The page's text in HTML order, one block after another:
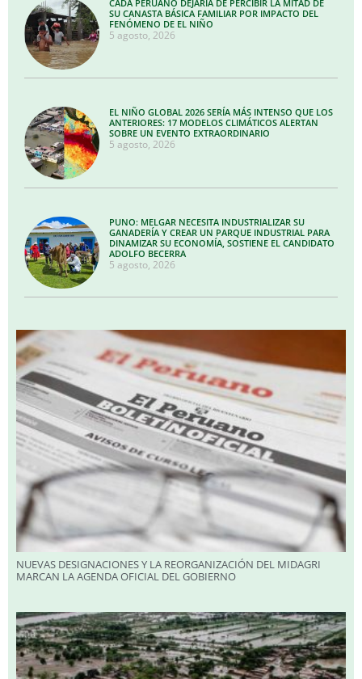
CADA PERUANO DEJARÍA DE PERCIBIR LA MITAD DE
SU CANASTA BÁSICA FAMILIAR POR IMPACTO DEL
FENÓMENO DE EL NIÑO
5 agosto, 2026
EL NIÑO GLOBAL 2026 SERÍA MÁS INTENSO QUE LOS
ANTERIORES: 17 MODELOS CLIMÁTICOS ALERTAN
SOBRE UN EVENTO EXTRAORDINARIO
5 agosto, 2026
PUNO: MELGAR NECESITA INDUSTRIALIZAR SU
GANADERÍA Y CREAR UN PARQUE INDUSTRIAL PARA
DINAMIZAR SU ECONOMÍA, SOSTIENE EL CANDIDATO
ADOLFO BECERRA
5 agosto, 2026
NUEVAS DESIGNACIONES Y LA REORGANIZACIÓN DEL MIDAGRI
MARCAN LA AGENDA OFICIAL DEL GOBIERNO